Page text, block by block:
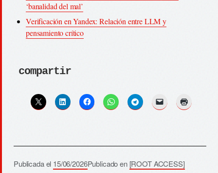
‘banalidad del mal’
Verificación en Yandex: Relación entre LLM y
pensamiento crítico
compartir
Publicada el 15/06/2026Publicado en [ROOT ACCESS]